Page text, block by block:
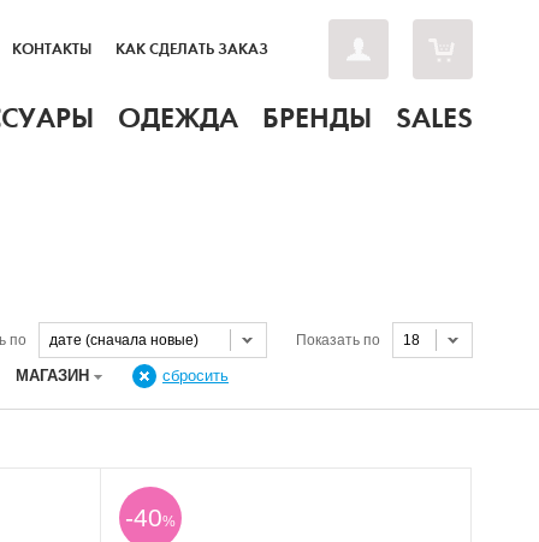
КОНТАКТЫ КАК СДЕЛАТЬ ЗАКАЗ
ОДЕЖДА БРЕНДЫ SALES
Показать по 18
по дате (сначала новые)
МАГАЗИН сбросить
-40%